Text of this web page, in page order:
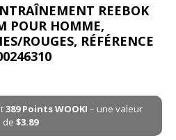
REEBOK
POUR HOMME,
ROUGES, RÉFÉRENCE
389Points WOOKI – une valeur
de $3.89